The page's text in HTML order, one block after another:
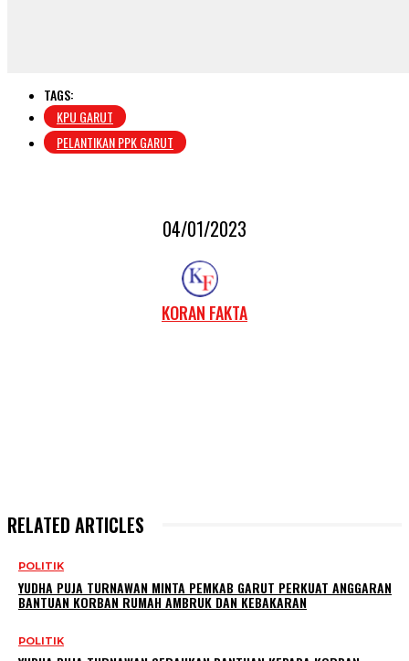
TAGS:
KPU GARUT
PELANTIKAN PPK GARUT
04/01/2023
KORAN FAKTA
RELATED ARTICLES
POLITIK
YUDHA PUJA TURNAWAN MINTA PEMKAB GARUT PERKUAT ANGGARAN
BANTUAN KORBAN RUMAH AMBRUK DAN KEBAKARAN
POLITIK